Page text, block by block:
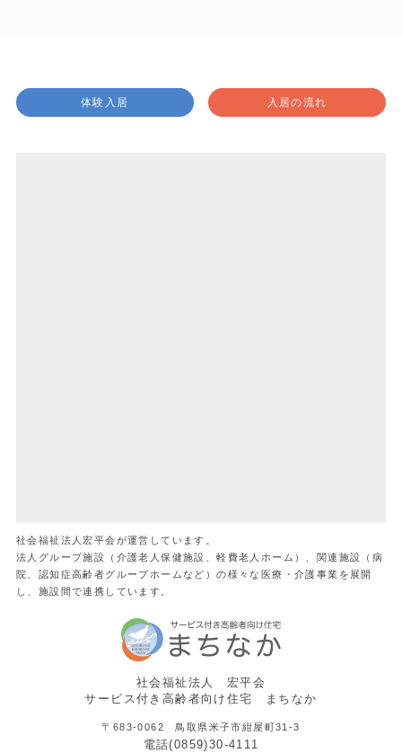
体験入居 入居の流れ
社会福祉法人宏平会が運営しています。
法人グループ施設（介護老人保健施設、軽費老人ホーム）、関連施設（病
院、認知症高齢者グループホームなど）の様々な医療・介護事業を展開
し、施設間で連携しています。
社会福祉法人 宏平会
サービス付き高齢者向け住宅 まちなか
〒683-0062 鳥取県米子市紺屋町31-3
電話(0859)30-4111